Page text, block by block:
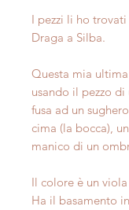
I pezzi li ho
Draga a Silba.
Questa mia
usando il pezzo di
fusa ad un
cima (la bocca),
manico di un
Il colore è un
Ha il basamento